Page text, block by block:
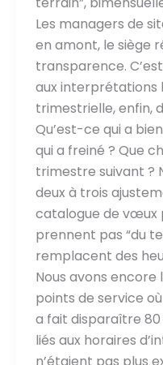
Les managers de
en amont, le siège
transparence.
aux interprétations
trimestrielle, enfin,
Qu’est-ce qui a
qui a freiné ? Que
trimestre suivant ?
deux à trois
catalogue de vœux
prennent pas “du
remplacent des
Nous avons encore
points de service
a fait disparaître 80
liés aux horaires